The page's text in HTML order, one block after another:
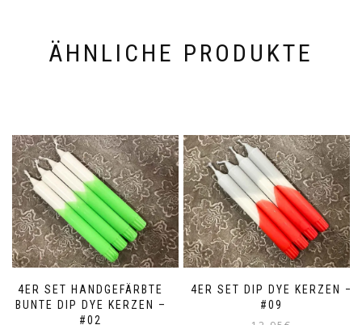
ÄHNLICHE PRODUKTE
4ER SET HANDGEFÄRBTE
BUNTE DIP DYE KERZEN –
#02
4ER SET DIP DYE KERZEN –
#09